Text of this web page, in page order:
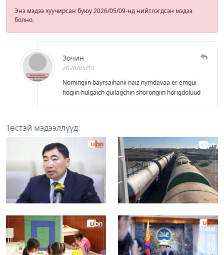
Энэ мэдээ хуучирсан буюу 2026/05/09-нд нийтлэгдсэн мэдээ
болно.
Зочин
2026/05/10
Nomingiin bayrsaihanii naiz nymdavaa er emgui
hogiin hulgaich guilagchin shorongiin horigdoluud
Төстэй мэдээллүүд: